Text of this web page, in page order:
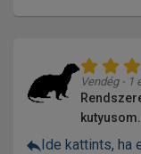
Vendég - 1
kutyusom.
Ide kattints, ha